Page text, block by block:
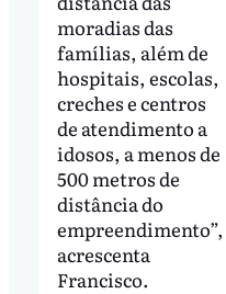
moradias das
famílias, além de
hospitais, escolas,
creches e centros
de atendimento a
idosos, a menos de
500 metros de
distância do
empreendimento”,
acrescenta
Francisco.